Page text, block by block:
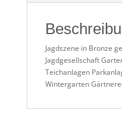
Jagdszene in Bronze
Jagdgesellschaft
Teichanlagen
Wintergarten Gärtnerei